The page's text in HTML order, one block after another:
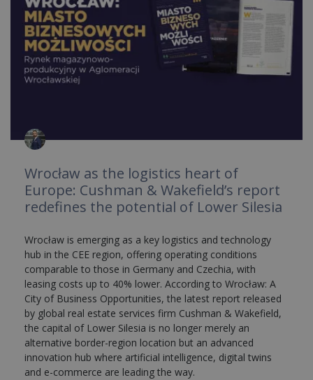
Wrocław as the logistics heart of
Europe: Cushman & Wakefield’s report
redefines the potential of Lower Silesia
Wrocław is emerging as a key logistics and technology
hub in the CEE region, offering operating conditions
comparable to those in Germany and Czechia, with
leasing costs up to 40% lower. According to Wrocław: A
City of Business Opportunities, the latest report released
by global real estate services firm Cushman & Wakefield,
the capital of Lower Silesia is no longer merely an
alternative border-region location but an advanced
innovation hub where artificial intelligence, digital twins
and e-commerce are leading the way.